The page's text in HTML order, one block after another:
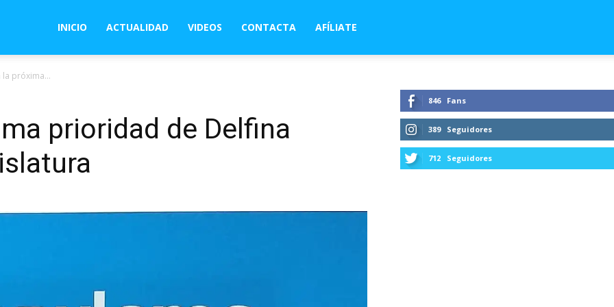
INICIO ACTUALIDAD VIDEOS CONTACTA AFÍLIATE
próxima...
prioridad de Delfina
846 Fans
389 Seguidores
712 Seguidores